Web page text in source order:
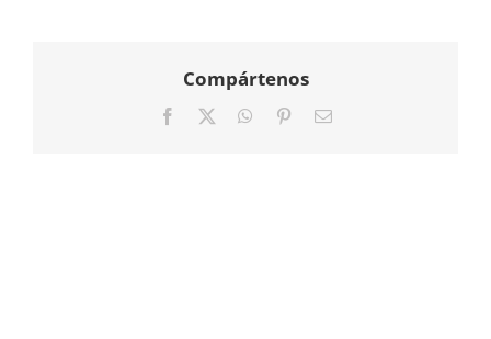
Compártenos
Facebook WhatsApp
PinterestCorreo